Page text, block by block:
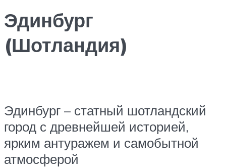
Эдинбург
(Шотландия)
Эдинбург – статный шотландский
город с древнейшей историей,
ярким антуражем и самобытной
атмосферой